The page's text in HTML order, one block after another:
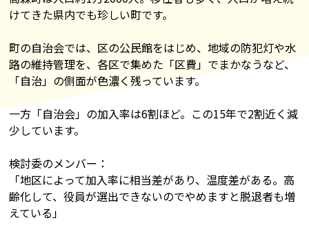
けてきた県内でも珍しい町です。
町の自治会では、区の公民館をはじめ、地域の防犯灯や水
路の維持管理を、各区で集めた「区費」でまかなうなど、
「自治」の側面が色濃く残っています。
一方「自治会」の加入率は6割ほど。この15年で2割近く減
少しています。
検討委のメンバー：
「地区によって加入率に相当差があり、温度差がある。高
齢化して、役員が選出できないのでやめますと脱退者も増
えている」